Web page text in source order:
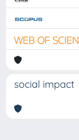
social impact